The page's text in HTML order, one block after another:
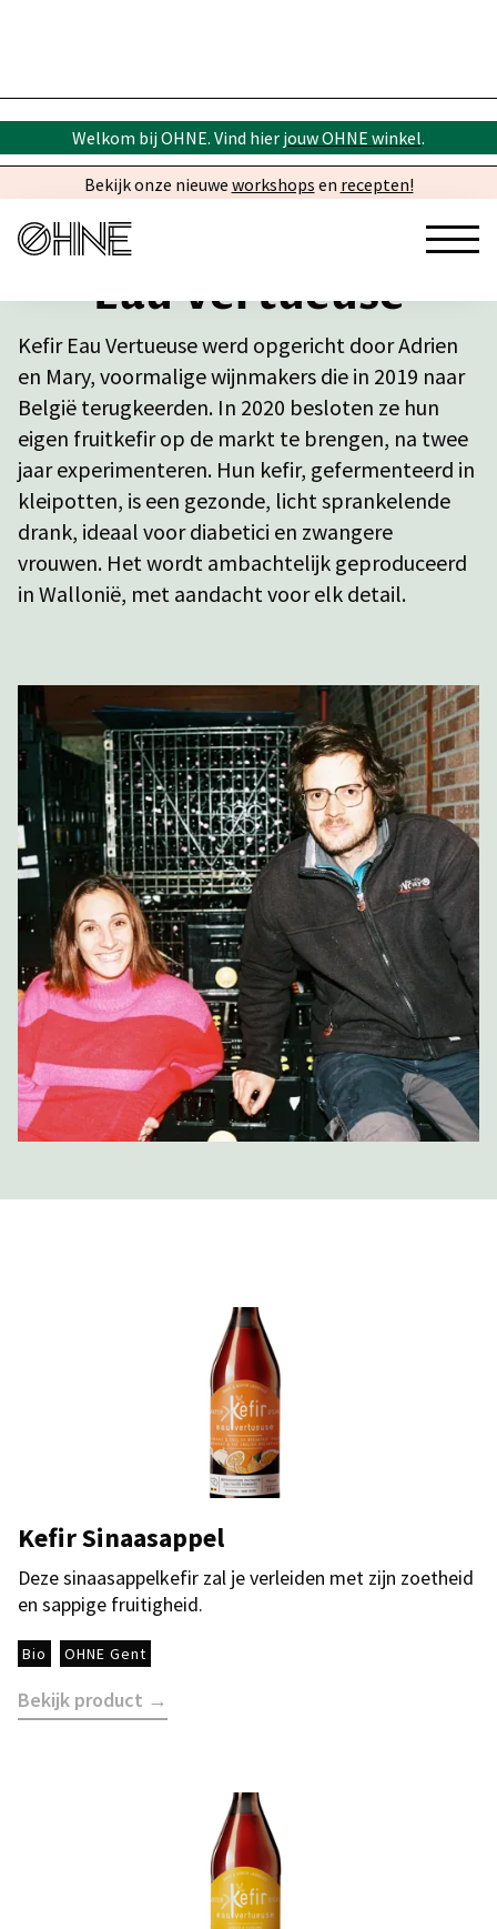
Welkom bij OHNE. Vind hier jouw OHNE winkel.
Bekijk onze nieuwe workshops en recepten!
Eau Vertueuse
Kefir Eau Vertueuse werd opgericht door Adrien
en Mary, voormalige wijnmakers die in 2019 naar
België terugkeerden. In 2020 besloten ze hun
eigen fruitkefir op de markt te brengen, na twee
jaar experimenteren. Hun kefir, gefermenteerd in
kleipotten, is een gezonde, licht sprankelende
drank, ideaal voor diabetici en zwangere
vrouwen. Het wordt ambachtelijk geproduceerd
in Wallonië, met aandacht voor elk detail.
Kefir Sinaasappel
Deze sinaasappelkefir zal je verleiden met zijn zoetheid
en sappige fruitigheid.
Bio OHNE Gent
Bekijk product →